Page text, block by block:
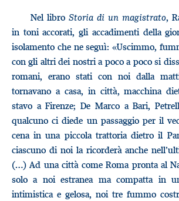
Nel libro Storia di un magistrato,
in toni accorati, gli accadimenti della
isolamento che ne seguì: «Uscimmo,
con gli altri dei nostri a poco a poco si
romani, erano stati con noi dalla
tornavano a casa, in città, macchina
stavo a Firenze; De Marco a Bari,
qualcuno ci diede un passaggio per il
cena in una piccola trattoria dietro il
ciascuno di noi la ricorderà anche
(…) Ad una città come Roma pronta al
solo a noi estranea ma compatta in
intimistica e gelosa, noi tre fummo